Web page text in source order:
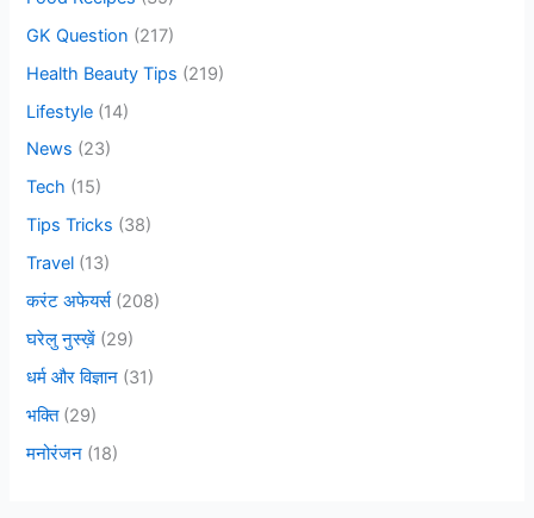
:
GK Question (217)
Health Beauty Tips (219)
Lifestyle (14)
News (23)
Tech (15)
Tips Tricks (38)
Travel (13)
करंट अफेयर्स(208)
घरेलु नुस्ख़ें (29)
धर्म और विज्ञान (31)
भक्ति(29)
मनोरंजन (18)